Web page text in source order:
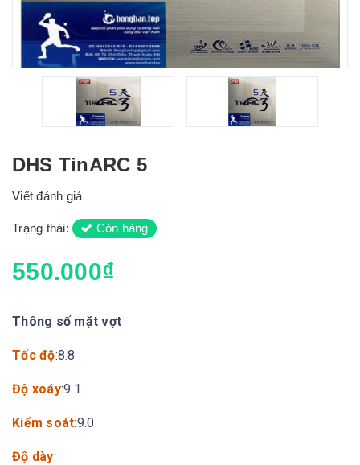
DHS TinARC 5
Viết đánh giá
Trạng thái: Còn hàng
550.000₫
Thông số mặt vợt
Tốc độ:8.8
Độ xoáy:9.1
Kiểm soát:9.0
Độ dày: